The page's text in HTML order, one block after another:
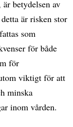
betydelsen av
är risken stor
som
för både
för
viktigt för att
minska
inom vården.